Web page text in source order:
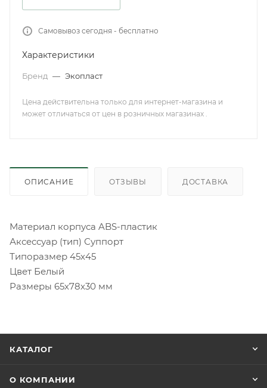
Самовывоз сегодня - бесплатно
Характеристики
Бренд — Экопласт
Цена действительна только для интернет-магазина и
может отличаться от цен в розничных магазинах .
ОПИСАНИЕ ОТЗЫВЫ ДОСТАВКА
Материал корпуса ABS-пластик
Аксессуар (тип) Суппорт
Типоразмер 45х45
Цвет Белый
Размеры 65х78х30 мм
КАТАЛОГ
О КОМПАНИИ